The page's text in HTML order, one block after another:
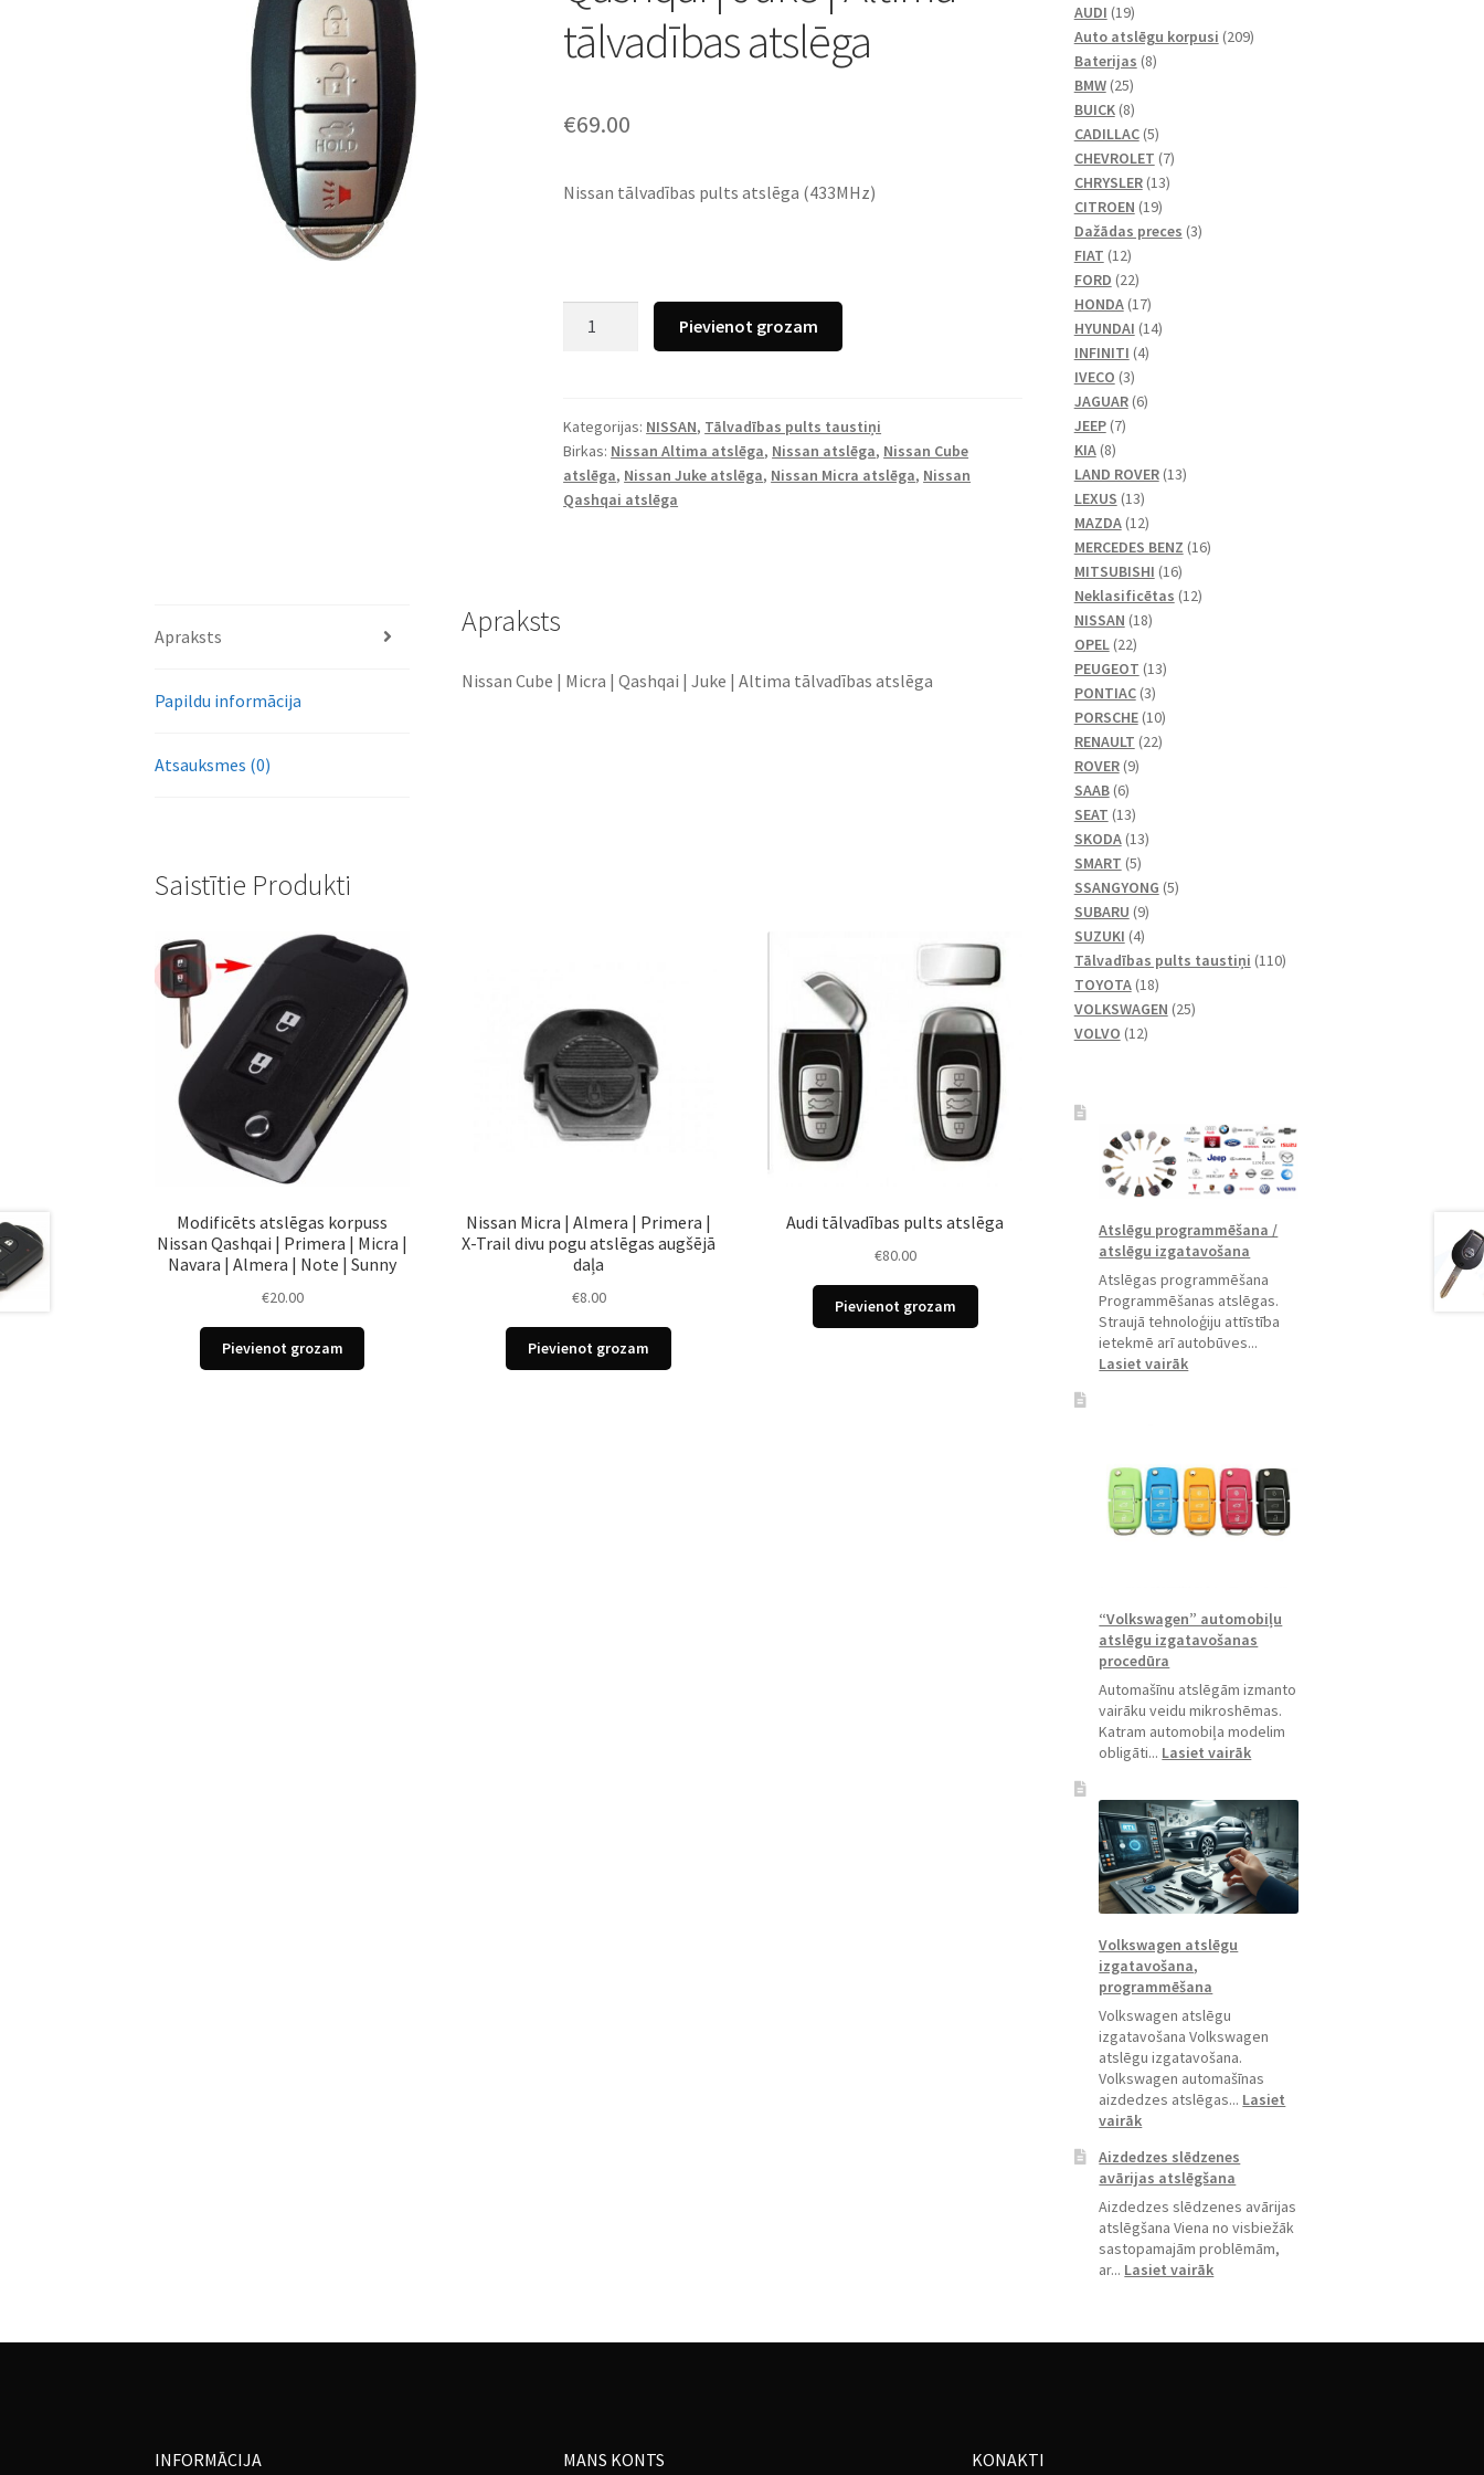
tālvadības atslēga
€69.00
Nissan tālvadības pults atslēga (433MHz)
|
Qashqai
|
Juke
Pievienot grozam
Kategorijas: NISSAN, Tālvadības pults taustiņi
Birkas: Nissan Altima atslēga, Nissan atslēga, Nissan Cube
atslēga, Nissan Juke atslēga, Nissan Micra atslēga, Nissan
Qashqai atslēga
Apraksts
Papildu informācija
Atsauksmes (0)
Apraksts
Nissan Cube | Micra | Qashqai | Juke | Altima tālvadības atslēga
Saistītie Produkti
Modificēts atslēgas korpuss
Nissan Qashqai | Primera | Micra |
Navara | Almera | Note | Sunny
€20.00
Pievienot grozam
Nissan Micra | Almera | Primera |
X-Trail divu pogu atslēgas augšējā
daļa
€8.00
Pievienot grozam
Audi tālvadības pults atslēga
€80.00
Pievienot grozam
AUDI 1919
produkti
Auto atslēgu korpusi 209209
Baterijas 88
BMW 2525
produkts
BUICK 88
produkts
CADILLAC 55
produkts
CHEVROLET 77
produkts
CHRYSLER 1313
CITROEN 1919
produkti
Dažādas preces 33
FIAT 1212
produkti
FORD 2222
produkts
HONDA 1717
produkti
HYUNDAI 1414
INFINITI 44
IVECO 33
produkts
JAGUAR 66
JEEP 77
KIA 88
produkts
LAND ROVER 1313
LEXUS 1313
produkti
MAZDA 1212
produkti
MERCEDES BENZ 1616
MITSUBISHI 1616
produkti
Neklasificētas 1212
NISSAN 1818
OPEL 2222
produkts
PEUGEOT 1313
PONTIAC 33
produkts
PORSCHE 1010
produkti
RENAULT 2222
ROVER 99
SAAB 66
produkts
SEAT 1313
produkti
SKODA 1313
SMART 55
produkts
SSANGYONG 55
SUBARU 99
produkts
SUZUKI 44
produkts
Tālvadības pults taustiņi 110110
TOYOTA 1818
produkti
VOLKSWAGEN 2525
VOLVO 1212
Atslēgu programmēšana /
atslēgu izgatavošana
Atslēgas programmēšana
Programmēšanas atslēgas.
Straujā tehnoloģiju attīstība
ietekmē arī autobūves...
Lasiet vairāk:
izgatavošana
“Volkswagen” automobiļu
atslēgu izgatavošanas
procedūra
Automašīnu atslēgām izmanto
vairāku veidu mikroshēmas.
Katram automobiļa modelim
obligāti... Lasiet vairāk:
atslēgu
izgatavošanas
procedūra
Volkswagen atslēgu
izgatavošana,
programmēšana
Volkswagen atslēgu
izgatavošana Volkswagen
atslēgu izgatavošana.
Volkswagen automašīnas
aizdedzes atslēgas... Lasiet
vairāk:
atslēgu
izgatavošana,
programmēšana
Aizdedzes slēdzenes
avārijas atslēgšana
Aizdedzes slēdzenes avārijas
atslēgšana Viena no visbiežāk
sastopamajām problēmām,
ar... Lasiet vairāk:
INFORMĀCIJA MANS KONTS KONAKTI